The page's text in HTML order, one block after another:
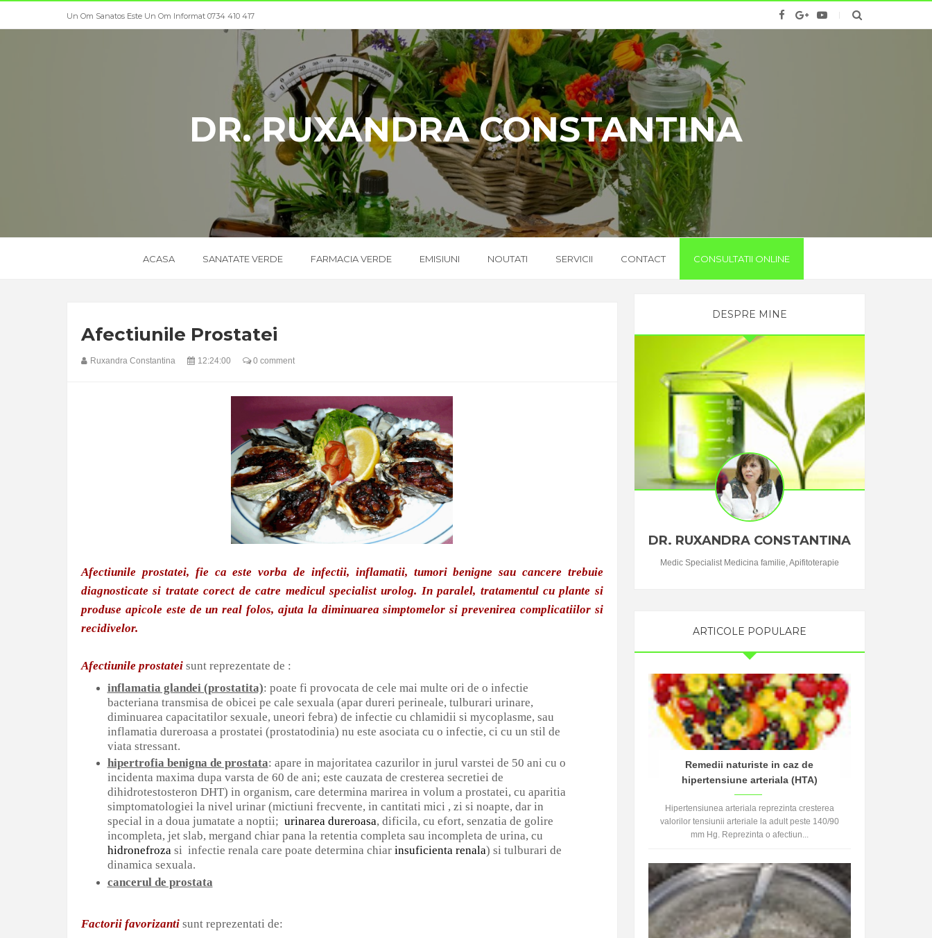
Un Om Sanatos Este Un Om Informat 0734 410 417
DR. RUXANDRA CONSTANTINA
ACASA SANATATE VERDE FARMACIA VERDE EMISIUNI NOUTATI SERVICII CONTACT CONSULTATII ONLINE
Afectiunile Prostatei
Ruxandra Constantina 12:24:00 0 comment
Afectiunile prostatei, fie ca este vorba de infectii, inflamatii, tumori benigne sau cancere trebuie
diagnosticate si tratate corect de catre medicul specialist urolog. In paralel, tratamentul cu plante si
produse apicole este de un real folos, ajuta la diminuarea simptomelor si prevenirea complicatiilor si
recidivelor.
Afectiunile prostatei sunt reprezentate de :
inflamatia glandei (prostatita): poate fi provocata de cele mai multe ori de o infectie
bacteriana transmisa de obicei pe cale sexuala (apar dureri perineale, tulburari urinare,
diminuarea capacitatilor sexuale, uneori febra) de infectie cu chlamidii si mycoplasme, sau
inflamatia dureroasa a prostatei (prostatodinia) nu este asociata cu o infectie, ci cu un stil de
viata stressant.
hipertrofia benigna de prostata: apare in majoritatea cazurilor in jurul varstei de 50 ani cu o
incidenta maxima dupa varsta de 60 de ani; este cauzata de cresterea secretiei de
dihidrotestosteron DHT) in organism, care determina marirea in volum a prostatei, cu aparitia
simptomatologiei la nivel urinar (mictiuni frecvente, in cantitati mici , zi si noapte, dar in
special in a doua jumatate a noptii; urinarea dureroasa, dificila, cu efort, senzatia de golire
incompleta, jet slab, mergand chiar pana la retentia completa sau incompleta de urina, cu
hidronefrozasi infectie renala care poate determina chiar insuficienta renala) si tulburari de
dinamica sexuala.
cancerul de prostata
Factorii favorizanti sunt reprezentati de:
DESPRE MINE
DR. RUXANDRA CONSTANTINA
Medic Specialist Medicina familie, Apifitoterapie
ARTICOLE POPULARE
Remedii naturiste in caz de
hipertensiune arteriala (HTA)
Hipertensiunea arteriala reprezinta cresterea
valorilor tensiunii arteriale la adult peste 140/90
mm Hg. Reprezinta o afectiun...